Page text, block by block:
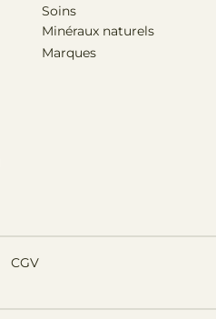
CGV
Soins
Minéraux naturels
Marques